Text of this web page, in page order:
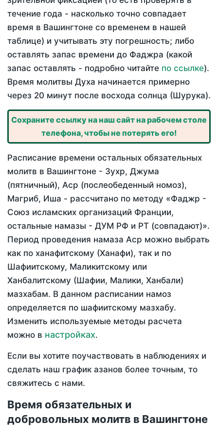
течение года - насколько точно совпадает
время в Вашингтоне со временем в нашей
таблице) и учитывать эту погрешность; либо
оставлять запас времени до Фаджра (какой
запас оставлять - подробно читайте по ссылке).
Время молитвы Духа начинается примерно
через 20 минут после восхода солнца (Шурука).
Сохраните ссылку на наш сайт на рабочем столе
телефона, чтобы не потерять его!
Расписание времени остальных обязательных
молитв в Вашингтоне - Зухр, Джума
(пятничный), Аср (послеобеденный номоз),
Магриб, Иша - рассчитано по методу «Фаджр -
Союз исламских организаций Франции,
остальные намазы - ДУМ РФ и РТ (совпадают)».
Период проведения намаза Аср можно выбрать
как по ханафитскому (Ханафи), так и по
Шафиитскому, Маликитскому или
Ханбалитскому (Шафии, Малики, Ханбали)
мазхабам. В данном расписании намоз
определяется по шафиитскому мазхабу.
Изменить используемые методы расчета
можно в настройках.
Если вы хотите поучаствовать в наблюдениях и
сделать наш график азанов более точным, то
свяжитесь с нами.
Время обязательных и
добровольных молитв в Вашингтоне